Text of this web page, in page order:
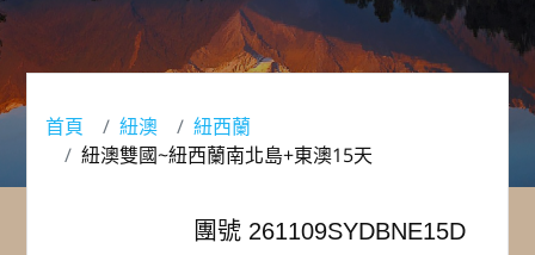
首頁 紐澳
紐西蘭
紐澳雙國~紐西蘭南北島+東澳15天
團號 261109SYDBNE15D